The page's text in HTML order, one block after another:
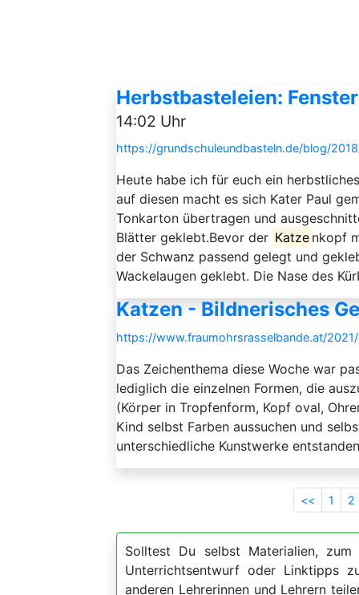
Herbstbasteleien:
14:02 Uhr
https://grundschuleundbasteln.de/blog/
Heute habe ich für euch ein
auf diesen macht es sich Kater Paul
Tonkarton übertragen und
Blätter geklebt.Bevor der Katze nkopf
der Schwanz passend gelegt und
Wackelaugen geklebt. Die Nase des
Katzen - Bildnerisches
https://www.fraumohrsrasselbande.at/
Das Zeichenthema diese Woche war
lediglich die einzelnen Formen, die
(Körper in Tropfenform, Kopf oval,
Kind selbst Farben aussuchen und
unterschiedliche Kunstwerke
<< 1 2
Solltest Du selbst Materialien,
Unterrichtsentwurf oder Linktipps
anderen Lehrerinnen und Lehrern